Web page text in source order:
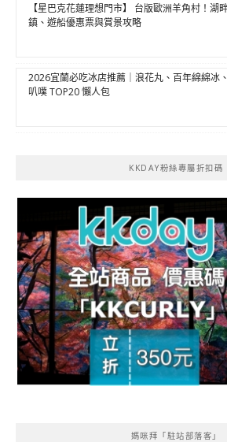
【星巴克花蓮理想門市】 台版歐洲羊角村！湖
鎮、遊船優惠票與賞景攻略
2026宜蘭必吃冰店推薦｜浪花丸、百年綿綿冰
叭噗 TOP20 懶人包
KKDAY粉絲專屬折扣碼
媽咪拜「駐站部落客」